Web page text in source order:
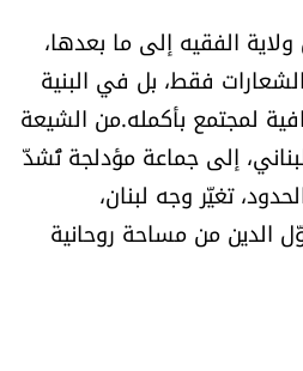
الفقيه إلى ما بعدها،
فقط، بل في البنية
لمجتمع بأكمله.من الشيعة
إلى جماعة مؤدلجة تُشدّ
تغيّر وجه لبنان،
الدين من مساحة روحانية